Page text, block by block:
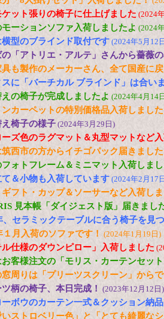
ット張りの椅子に仕上げました (2024
モーションソファ入荷しましたよ (2024
型のブラインド取付です (2024年5月12
「アトリエ・アルテ」さんから薔薇
具も製作のメーカーさん、全て国産に
に「バーチカル ブラインド」は合い
えの椅子が完成しましたよ (2024年4月14
ンカーペットの特別価格品入荷しました
え椅子の様子 (2024年3月29日)
ズ色のラグマット＆丸型マットなど
西市の方からイチゴパック届きました
ォトフレーム＆ミニマット入荷しま
＆小物も入荷しています (2024年2月17
フト・カップ＆ソーサーなど入荷し
見本帳「ダイジェスト版」届きまし
、セラミックテーブルに合う椅子を見
１月入荷のソファです！ (2024年1月19日)
ル仕様のダウンピロー」入荷しました
客様注文の「モリス・カーテンセッ
窓周りは「プリーツスクリーン」から
柄の椅子、本日完成！ (2023年12月12日)
ーボウのカーテン一式＆クッション納
いストロベリー色」と「とても綺麗な